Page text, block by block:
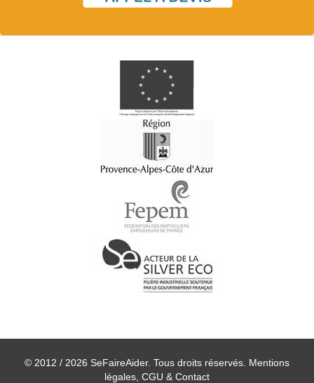
© 2012 / 2026 SeFaireAider. Tous droits réservés. Mentions
légales, CGU & Contact